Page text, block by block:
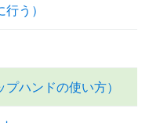
う）
ハンドの使い方）